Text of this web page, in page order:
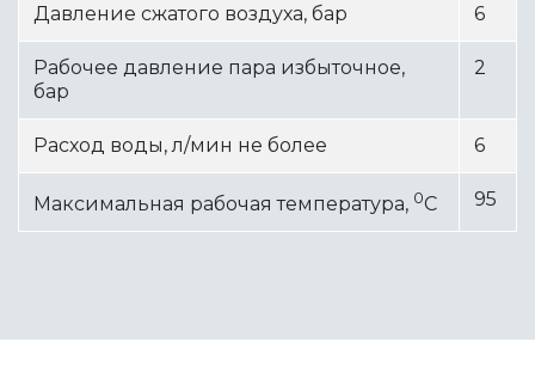
Давление сжатого воздуха, бар 6
Рабочее давление пара избыточное,
бар
2
Расход воды, л/мин не более 6
Максимальная рабочая температура, 0С 95